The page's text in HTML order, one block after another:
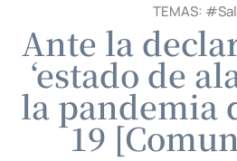
TEMAS: #
Ante la
‘estado de
la pandemia
19